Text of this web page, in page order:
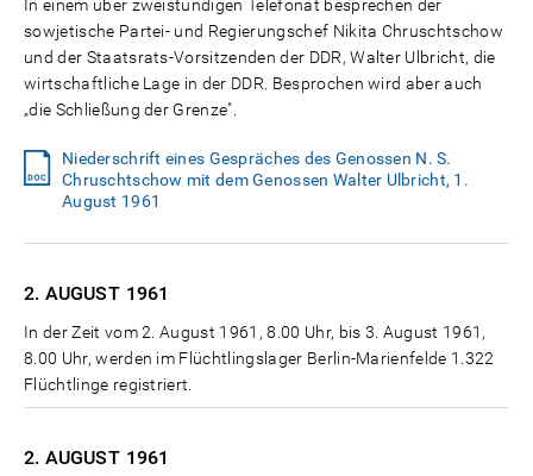
In einem über zweistündigen Telefonat besprechen der
sowjetische Partei- und Regierungschef Nikita Chruschtschow
und der Staatsrats-Vorsitzenden der DDR, Walter Ulbricht, die
wirtschaftliche Lage in der DDR. Besprochen wird aber auch
„die Schließung der Grenze".
Niederschrift eines Gespräches des Genossen N. S.
Chruschtschow mit dem Genossen Walter Ulbricht, 1.
August 1961
2. AUGUST 1961
In der Zeit vom 2. August 1961, 8.00 Uhr, bis 3. August 1961,
8.00 Uhr, werden im Flüchtlingslager Berlin-Marienfelde 1.322
Flüchtlinge registriert.
2. AUGUST 1961